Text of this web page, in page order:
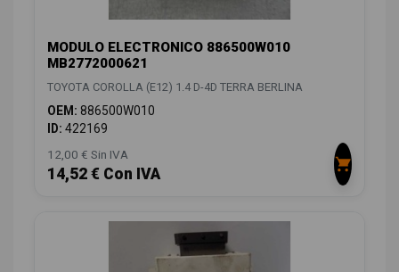
MODULO ELECTRONICO 886500W010
MB2772000621
TOYOTA COROLLA (E12) 1.4 D-4D TERRA BERLINA
OEM: 886500W010
ID: 422169
12,00 € Sin IVA
14,52 € Con IVA